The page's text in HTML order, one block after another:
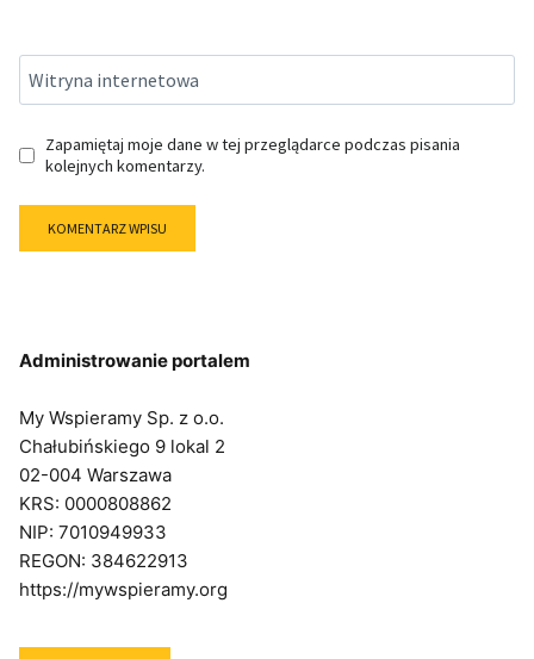
Witryna internetowa
Zapamiętaj moje dane w tej przeglądarce podczas pisania
kolejnych komentarzy.
Administrowanie portalem
My Wspieramy Sp. z o.o.
Chałubińskiego 9 lokal 2
02-004 Warszawa
KRS: 0000808862
NIP: 7010949933
REGON: 384622913
https://mywspieramy.org